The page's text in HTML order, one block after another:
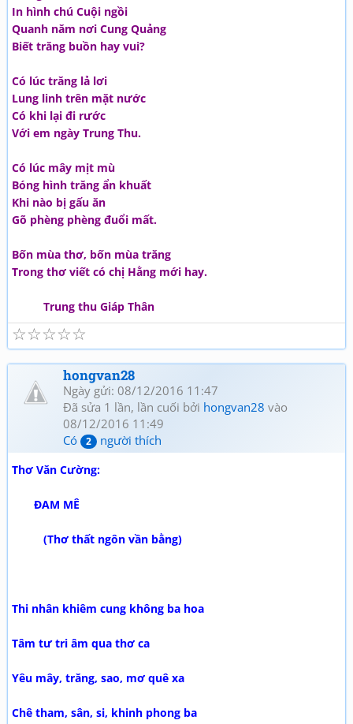
In hình chú Cuội ngồi
Quanh năm nơi Cung Quảng
Biết trăng buồn hay vui?
Có lúc trăng lả lơi
Lung linh trên mặt nước
Có khi lại đi rước
Với em ngày Trung Thu.
Có lúc mây mịt mù
Bóng hình trăng ẩn khuất
Khi nào bị gấu ăn
Gõ phèng phèng đuổi mất.
Bốn mùa thơ, bốn mùa trăng
Trong thơ viết có chị Hằng mới hay.
Trung thu Giáp Thân
☆
☆
☆
☆
☆
hongvan28
Ngày gửi: 08/12/2016 11:47
Đã sửa 1 lần, lần cuối bởi hongvan28 vào
08/12/2016 11:49
Có
2 người thích
Thơ Văn Cường:
ĐAM MÊ
(Thơ thất ngôn vần bằng)
Thi nhân khiêm cung không ba hoa
Tâm tư tri âm qua thơ ca
Yêu mây, trăng, sao, mơ quê xa
Chê tham, sân, si, khinh phong ba